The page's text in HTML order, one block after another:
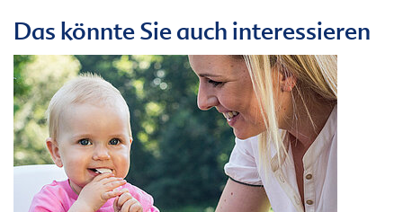
Das könnte Sie auch interessieren